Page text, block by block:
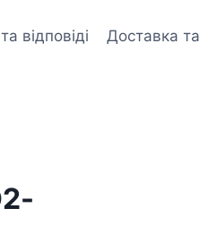
відповіді Доставка